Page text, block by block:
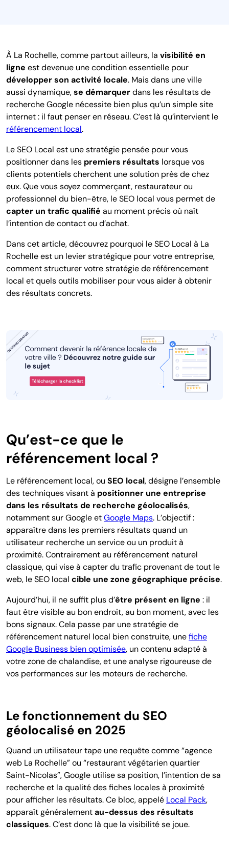
À La Rochelle, comme partout ailleurs, la visibilité en
ligne est devenue une condition essentielle pour
développer son activité locale. Mais dans une ville
aussi dynamique,se démarquerdans les résultats de
recherche Google nécessite bien plus qu’un simple site
internet : il faut penser en réseau.C’est là qu’intervient le
référencement local.
Le SEO Local est une stratégie pensée pour vous
positionner dans les premiers résultats lorsque vos
clients potentiels cherchent une solution près de chez
eux. Que vous soyez commerçant, restaurateur ou
professionnel du bien-être, le SEO local vous permet de
capter un trafic qualifié au moment précis où naît
l’intention de contact ou d’achat.
Dans cet article, découvrez pourquoi le SEO Local à La
Rochelle est un levier stratégique pour votre entreprise,
comment structurer votre stratégie de référencement
local et quels outils mobiliser pour vous aider à obtenir
des résultats concrets.
Qu’est-ce que le
référencement local ?
Le référencement local, ou SEO local, désigne l’ensemble
des techniques visant à positionner une entreprise
dans les résultats de recherche géolocalisés,
notamment sur Google etGoogle Maps. L’objectif :
apparaître dans les premiers résultats quand un
utilisateur recherche un service ou un produit à
proximité. Contrairement au référencement naturel
classique, qui vise à capter du trafic provenant de tout le
web, le SEO local cible une zone géographique précise.
Aujourd’hui, il ne suffit plus d’être présent en ligne : il
faut être visible au bon endroit, au bon moment, avec les
bons signaux. Cela passe par une stratégie de
référencement naturel local bien construite, unefiche
Google Business bien optimisée, un contenu adapté à
votre zone de chalandise, et une analyse rigoureuse de
vos performances sur les moteurs de recherche.
Le fonctionnement du SEO
géolocalisé en 2025
Quand un utilisateur tape une requête comme “agence
web La Rochelle” ou “restaurant végétarien quartier
Saint-Nicolas”, Google utilise sa position, l’intention de sa
recherche et la qualité des fiches locales à proximité
pour afficher les résultats. Ce bloc, appelé Local Pack,
apparaît généralementau-dessus des résultats
classiques. C’est donc là que la visibilité se joue.